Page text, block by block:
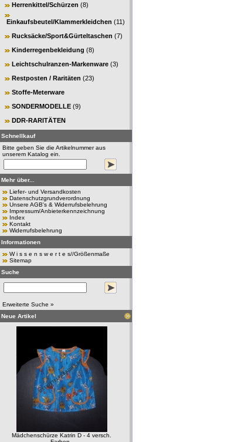
Herrenkittel/Schürzen (8)
Einkaufsbeutel/Klammerkleidchen (11)
Rucksäcke/Sport&Gürteltaschen (7)
Kinderregenbekleidung (8)
Leichtschulranzen-Markenware (3)
Restposten / Raritäten (23)
Stoffe-Meterware
SONDERMODELLE (9)
DDR-RARITÄTEN
Schnellkauf
Bitte geben Sie die Artikelnummer aus
unserem Katalog ein.
Mehr über...
Liefer- und Versandkosten
Datenschutzgrundverordnung
Unsere AGB's & Widerrufsbelehrung
Impressum/Anbieterkennzeichnung
Index
Kontakt
Widerrufsbelehrung
Informationen
W i s s e n s w e r t e s//Größenmaße
Sitemap
Suche
Erweiterte Suche »
Neue Artikel
Mädchenschürze Katrin D - 4 versch.